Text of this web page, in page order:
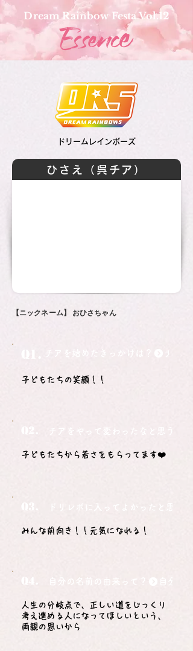
Dream Rainbow Festa Vol.12
ドリームレインボーズ
ひさえ（呉チア）
【ニックネーム】 おひさちゃん
子どもたちの笑顔！！
子どもたちから若さをもらってます❤️
みんな前向き！！元気になれる！
人生の分岐点で、正しい道をじっくり
考え進める人になってほしいという、
両親の思いから